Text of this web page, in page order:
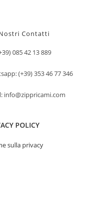
Contatti
085 42 13 889
(+39) 353 46 77 346
info@zippricami.com
POLICY
sulla privacy